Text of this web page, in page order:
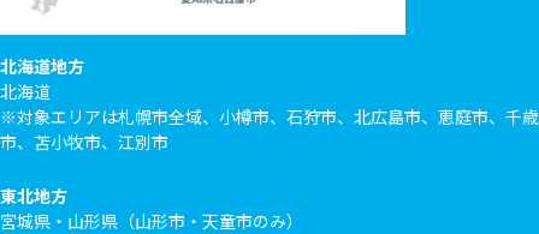
北海道地方
北海道
※対象エリアは札幌市全域、小樽市、石狩市、北広島市、恵庭市、千歳
市、苫小牧市、江別市
東北地方
宮城県・山形県（山形市・天童市のみ）